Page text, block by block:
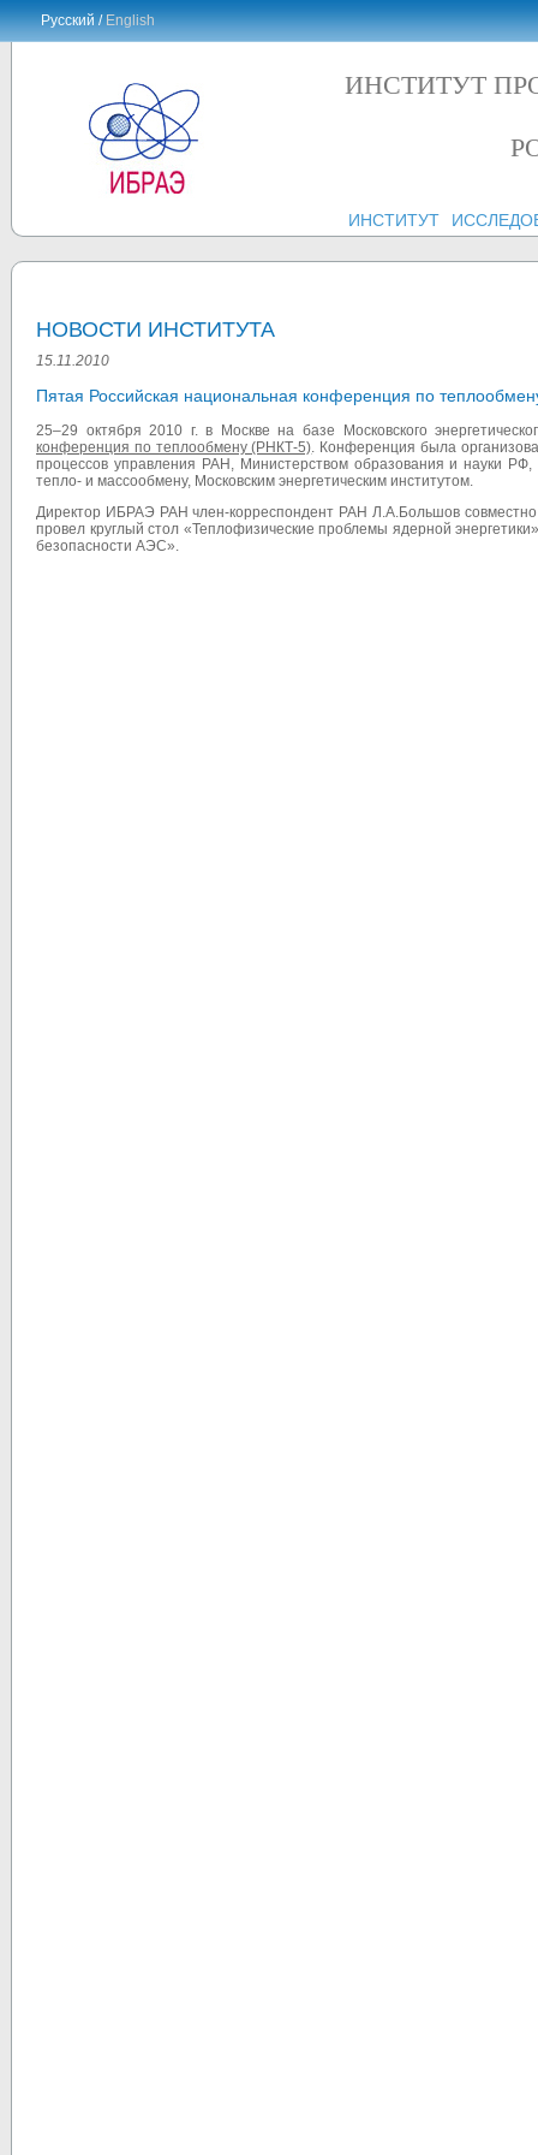
Русский /English
ИНСТИТУТ
ИНСТИТУТ
НОВОСТИ ИНСТИТУТА
15.11.2010
Пятая Российская национальная конференция по
25–29 октября 2010 г. в Москве на базе Московского
конференция по теплообмену (РНКТ-5). Конференция была
процессов управления РАН, Министерством образования и науки
тепло- и массообмену, Московским энергетическим институтом.
Директор ИБРАЭ РАН член-корреспондент РАН Л.А.Большов
провел круглый стол «Теплофизические проблемы ядерной
безопасности АЭС».